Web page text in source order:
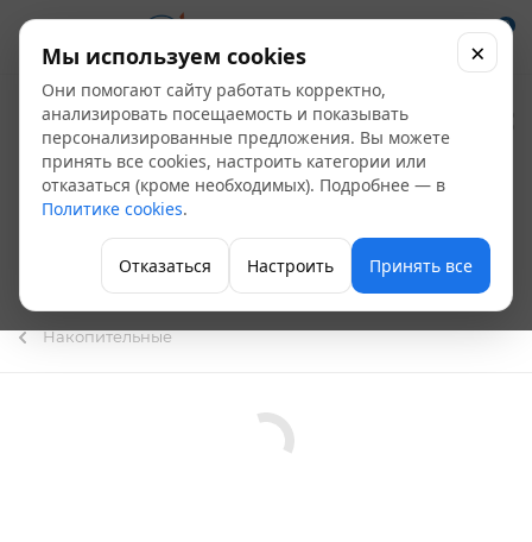
0
Умывальник
"Дачный" с ЭВН,
нержавеющая
мойка, бак 17 л.
(Дефектный товар)
Накопительные
Мы используем cookies
Они помогают сайту работать корректно,
анализировать посещаемость и показывать
персонализированные предложения. Вы можете
принять все cookies, настроить категории или
отказаться (кроме необходимых). Подробнее — в
Политике cookies.
Отказаться Настроить Принять все
×